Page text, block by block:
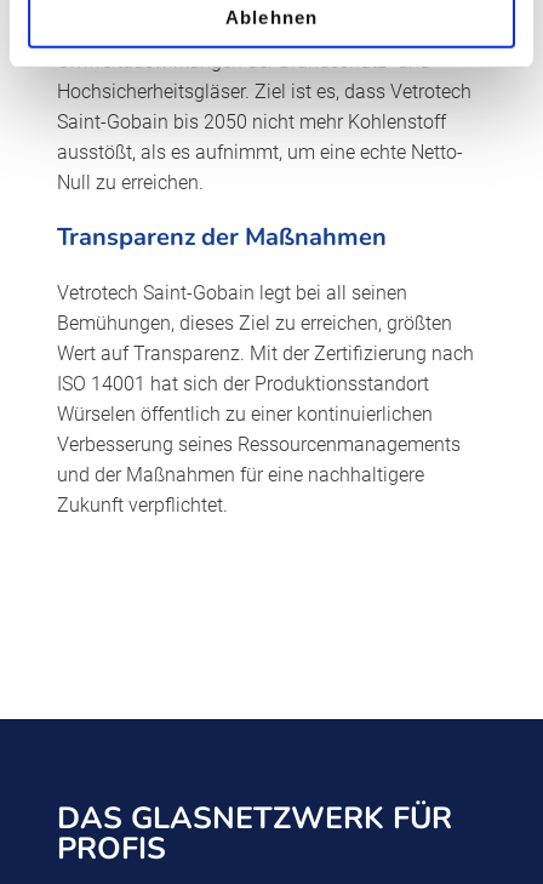
Ablehnen
registriert wurden, geben Aufschluss über die
Umweltauswirkungen der Brandschutz- und
Hochsicherheitsgläser. Ziel ist es, dass Vetrotech
Saint-Gobain bis 2050 nicht mehr Kohlenstoff
ausstößt, als es aufnimmt, um eine echte Netto-
Null zu erreichen.
Transparenz der Maßnahmen
Vetrotech Saint-Gobain legt bei all seinen
Bemühungen, dieses Ziel zu erreichen, größten
Wert auf Transparenz. Mit der Zertifizierung nach
ISO 14001 hat sich der Produktionsstandort
Würselen öffentlich zu einer kontinuierlichen
Verbesserung seines Ressourcenmanagements
und der Maßnahmen für eine nachhaltigere
Zukunft verpflichtet.
DAS GLASNETZWERK FÜR
PROFIS